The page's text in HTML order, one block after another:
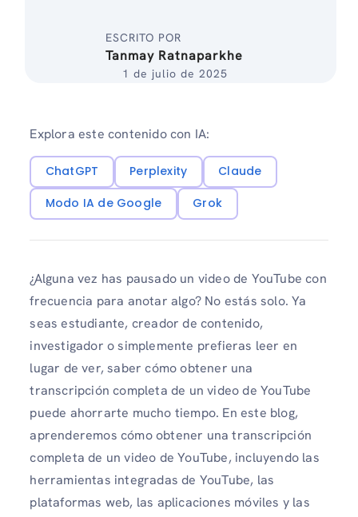
ESCRITO POR
Tanmay Ratnaparkhe
1 de julio de 2025
Explora este contenido con IA:
ChatGPT Perplexity
Claude
Modo IA de Google
Grok
¿Alguna vez has pausado un video de YouTube con
frecuencia para anotar algo? No estás solo. Ya
seas estudiante, creador de contenido,
investigador o simplemente prefieras leer en
lugar de ver, saber cómo obtener una
transcripción completa de un video de YouTube
puede ahorrarte mucho tiempo. En este blog,
aprenderemos cómo obtener una transcripción
completa de un video de YouTube, incluyendo las
herramientas integradas de YouTube, las
plataformas web, las aplicaciones móviles y las